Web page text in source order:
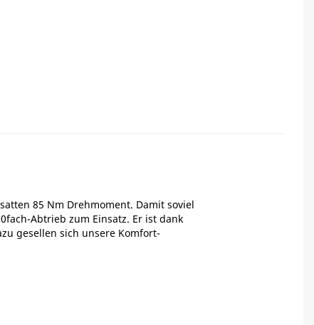
85 Nm Drehmoment. Damit soviel
Abtrieb zum Einsatz. Er ist dank
gesellen sich unsere Komfort-